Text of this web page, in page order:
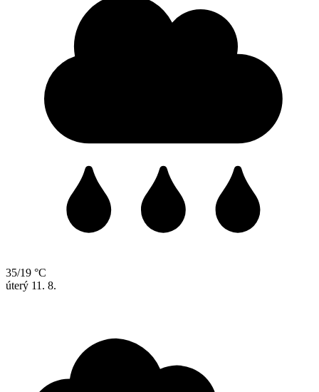
35/19 °C
úterý 11. 8.